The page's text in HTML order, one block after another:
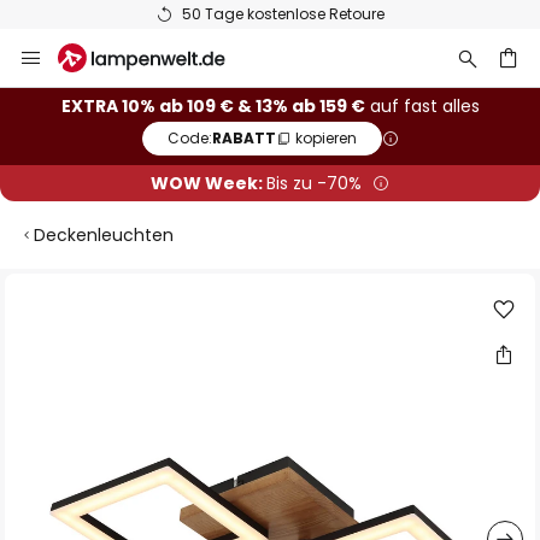
50 Tage kostenlose Retoure
Inhalt
springen
EXTRA 10% ab 109 € & 13% ab 159 €auf fast alles
Code:RABATT kopieren
WOW Week:Bis zu -70%
Deckenleuchten